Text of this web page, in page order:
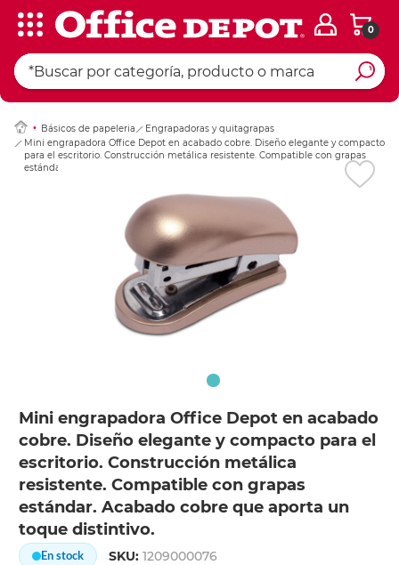
0
Básicos de papeleria
Engrapadoras y quitagrapas
Mini engrapadora Office Depot en acabado cobre. Diseño elegante y compacto
para el escritorio. Construcción metálica resistente. Compatible con grapas
estándar. Acabado cobre que aporta un toque distintivo.
Mini engrapadora Office Depot en acabado
cobre. Diseño elegante y compacto para el
escritorio. Construcción metálica
resistente. Compatible con grapas
estándar. Acabado cobre que aporta un
toque distintivo.
En stock SKU:1209000076
Ingresar Codigo